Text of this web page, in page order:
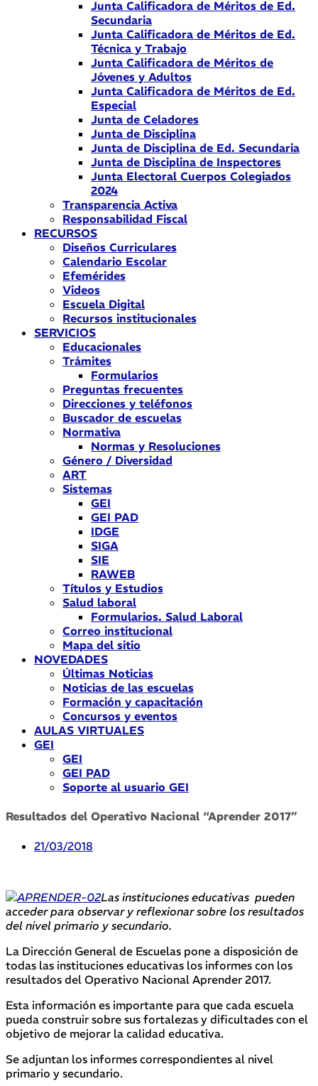
Junta Calificadora de Méritos de Ed.
Secundaria
Junta Calificadora de Méritos de Ed.
Técnica y Trabajo
Junta Calificadora de Méritos de
Jóvenes y Adultos
Junta Calificadora de Méritos de Ed.
Especial
Junta de Celadores
Junta de Disciplina
Junta de Disciplina de Ed. Secundaria
Junta de Disciplina de Inspectores
Junta Electoral Cuerpos Colegiados
2024
Transparencia Activa
Responsabilidad Fiscal
RECURSOS
Diseños Curriculares
Calendario Escolar
Efemérides
Videos
Escuela Digital
Recursos institucionales
SERVICIOS
Educacionales
Trámites
Formularios
Preguntas frecuentes
Direcciones y teléfonos
Buscador de escuelas
Normativa
Normas y Resoluciones
Género / Diversidad
ART
Sistemas
GEI
GEI PAD
IDGE
SIGA
SIE
RAWEB
Títulos y Estudios
Salud laboral
Formularios. Salud Laboral
Correo institucional
Mapa del sitio
NOVEDADES
Últimas Noticias
Noticias de las escuelas
Formación y capacitación
Concursos y eventos
AULAS VIRTUALES
GEI
GEI
GEI PAD
Soporte al usuario GEI
Resultados del Operativo Nacional “Aprender 2017”
21/03/2018
Las instituciones educativas pueden
acceder para observar y reflexionar sobre los resultados
del nivel primario y secundario.
La Dirección General de Escuelas pone a disposición de
todas las instituciones educativas los informes con los
resultados del Operativo Nacional Aprender 2017.
Esta información es importante para que cada escuela
pueda construir sobre sus fortalezas y dificultades con el
objetivo de mejorar la calidad educativa.
Se adjuntan los informes correspondientes al nivel
primario y secundario.